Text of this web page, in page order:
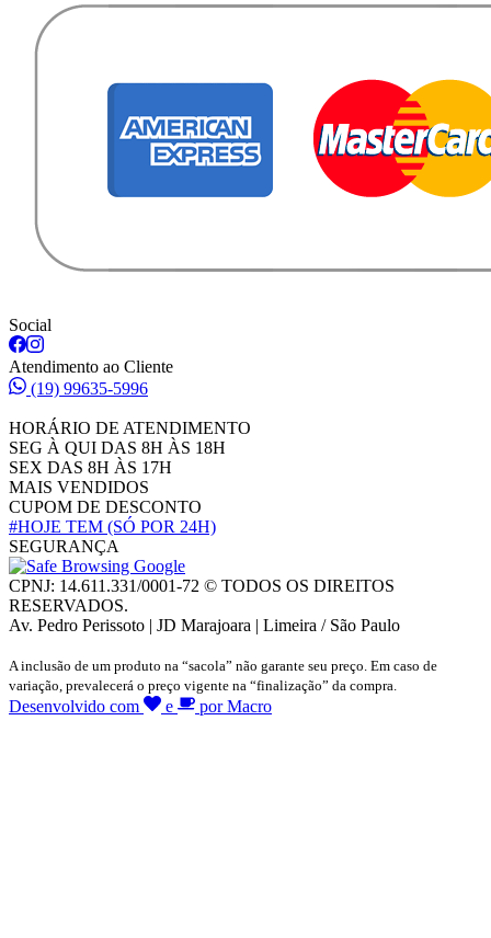
Social
Atendimento ao Cliente
(19) 99635-5996
HORÁRIO DE ATENDIMENTO
SEG À QUI DAS 8H ÀS 18H
SEX DAS 8H ÀS 17H
MAIS VENDIDOS
CUPOM DE DESCONTO
#HOJE TEM (SÓ POR 24H)
SEGURANÇA
CPNJ: 14.611.331/0001-72 © TODOS OS DIREITOS
RESERVADOS.
Av. Pedro Perissoto | JD Marajoara | Limeira / São Paulo
A inclusão de um produto na “sacola” não garante seu preço. Em caso de
variação, prevalecerá o preço vigente na “finalização” da compra.
Desenvolvido com e por Macro